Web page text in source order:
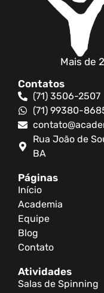
Mais de
Contatos
(71) 3506-2507
(71) 99380-
Rua João de
BA
Páginas
Início
Academia
Equipe
Blog
Contato
Atividades
Salas de Spinning